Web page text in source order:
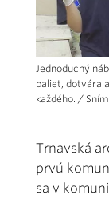
Jednoduchý
paliet, dotvára
každého. /
Trnavská
prvú
sa v